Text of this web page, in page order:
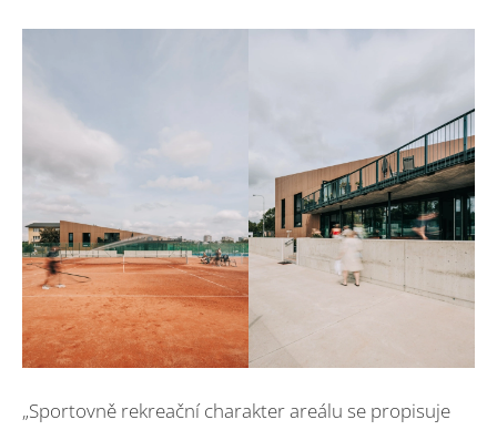
„Sportovně rekreační charakter areálu se propisuje